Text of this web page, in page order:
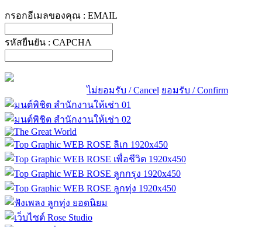
กรอกอีเมลของคุณ : EMAIL
รหัสยืนยัน : CAPCHA
ไม่ยอมรับ / Cancel ยอมรับ / Confirm